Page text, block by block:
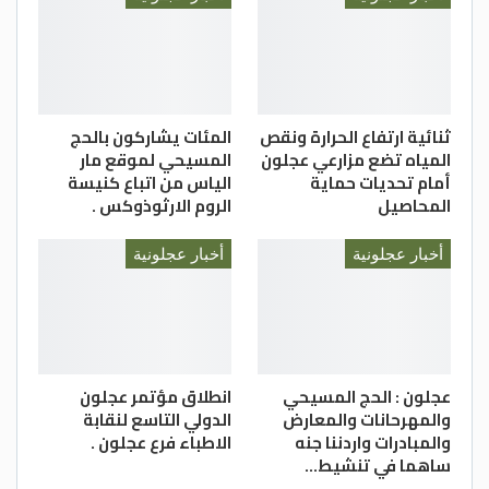
الطلق.
ثنائية ارتفاع الحرارة ونقص
المياه تضع مزارعي عجلون
أمام تحديات حماية
المحاصيل
المئات يشاركون بالحج
المسيحي لموقع مار
الياس من اتباع كنيسة
الروم الارثوذوكس .
أخبار عجلونية
عجلون : الحج المسيحي
والمهرحانات والمعارض
والمبادرات واردننا جنه
ساهما في تنشيط…
أخبار عجلونية
انطلاق مؤتمر عجلون
الدولي التاسع لنقابة
الاطباء فرع عجلون .